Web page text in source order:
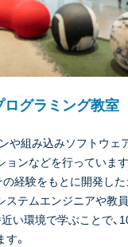
グラミング教室
や組み込みソフトウェ
ンなどを行っています
の経験をもとに開発し
ステムエンジニアや教
い環境で学ぶことで、
。